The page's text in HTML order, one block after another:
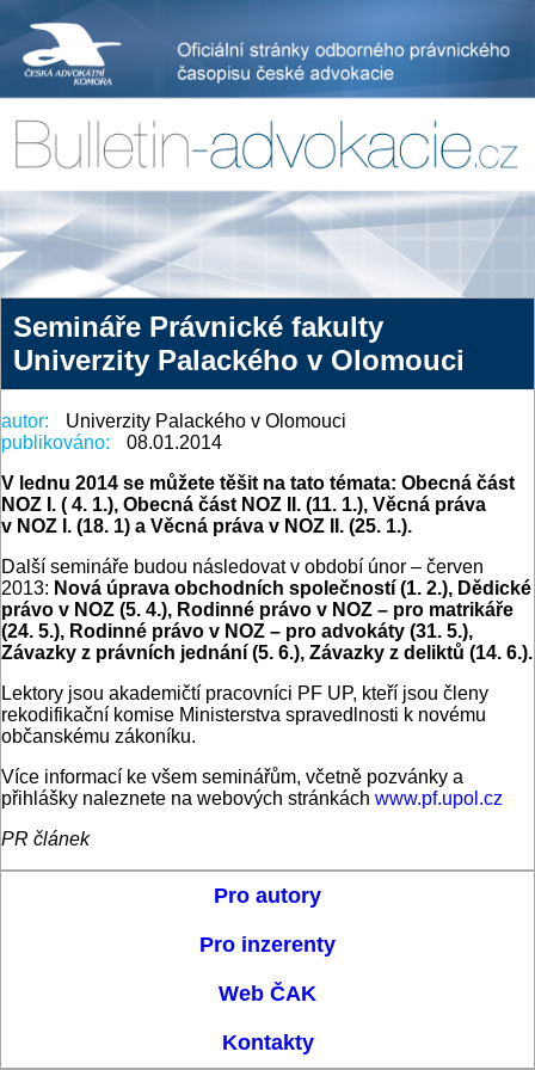
Semináře Právnické fakulty
Univerzity Palackého v Olomouci
autor:
Univerzity Palackého v Olomouci
publikováno:
08.01.2014
V lednu 2014 se můžete těšit na tato témata: Obecná část
NOZ I. ( 4. 1.), Obecná část NOZ II. (11. 1.), Věcná práva
v NOZ I. (18. 1) a Věcná práva v NOZ II. (25. 1.).
Další semináře budou následovat v období únor – červen
2013: Nová úprava obchodních společností (1. 2.), Dědické
právo v NOZ (5. 4.), Rodinné právo v NOZ – pro matrikáře
(24. 5.), Rodinné právo v NOZ – pro advokáty (31. 5.),
Závazky z právních jednání (5. 6.), Závazky z deliktů (14. 6.).
Lektory jsou akademičtí pracovníci PF UP, kteří jsou členy
rekodifikační komise Ministerstva spravedlnosti k novému
občanskému zákoníku.
Více informací ke všem seminářům, včetně pozvánky a
přihlášky naleznete na webových stránkách www.pf.upol.cz
PR článek
Pro autory
Pro inzerenty
Web ČAK
Kontakty